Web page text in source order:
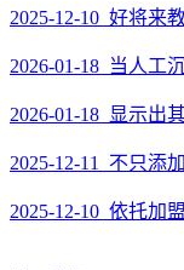
2025-12-10 好将来
2026-01-18 当人工
2026-01-18 显示出
2025-12-11 不只添
2025-12-10 依托加